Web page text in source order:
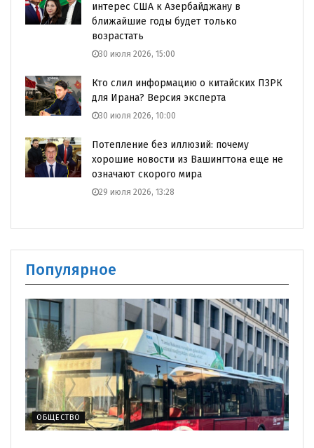
интерес США к Азербайджану в
ближайшие годы будет только
возрастать
30 июля 2026, 15:00
Кто слил информацию о китайских ПЗРК
для Ирана? Версия эксперта
30 июля 2026, 10:00
Потепление без иллюзий: почему
хорошие новости из Вашингтона еще не
означают скорого мира
29 июля 2026, 13:28
Популярное
ОБЩЕСТВО